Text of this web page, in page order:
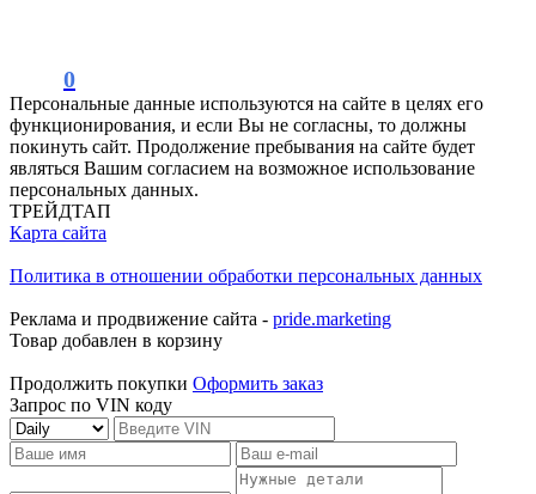
0
Персональные данные используются на сайте в целях его
функционирования, и если Вы не согласны, то должны
покинуть сайт. Продолжение пребывания на сайте будет
являться Вашим согласием на возможное использование
персональных данных.
ТРЕЙДТАП
Карта сайта
Политика в отношении обработки персональных данных
Реклама и продвижение сайта - pride.marketing
Товар добавлен в корзину
Продолжить покупки Оформить заказ
Запрос по VIN коду